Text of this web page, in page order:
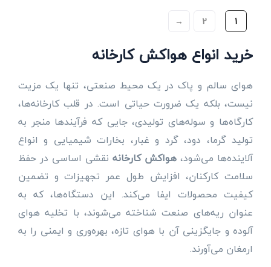
1
2
→
خرید انواع هواکش کارخانه
هوای سالم و پاک در یک محیط صنعتی، تنها یک مزیت
نیست، بلکه یک ضرورت حیاتی است. در قلب کارخانه‌ها،
کارگاه‌ها و سوله‌های تولیدی، جایی که فرآیندها منجر به
تولید گرما، دود، گرد و غبار، بخارات شیمیایی و انواع
آلاینده‌ها می‌شود، هواکش کارخانه نقشی اساسی در حفظ
سلامت کارکنان، افزایش طول عمر تجهیزات و تضمین
کیفیت محصولات ایفا می‌کند. این دستگاه‌ها، که به
عنوان ریه‌های صنعت شناخته می‌شوند، با تخلیه هوای
آلوده و جایگزینی آن با هوای تازه، بهره‌وری و ایمنی را به
ارمغان می‌آورند.